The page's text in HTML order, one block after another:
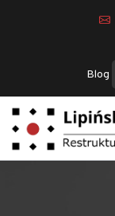
Blog